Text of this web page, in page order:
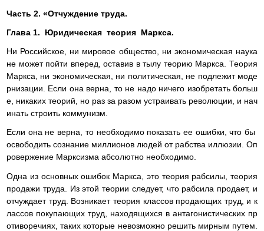
Часть 2. «Отчуждение труда.
Глава 1. Юридическая теория Маркса.
Ни Российское, ни мировое общество, ни экономическая наука
не может пойти вперед, оставив в тылу теорию Маркса. Теория
Маркса, ни экономическая, ни политическая, не подлежит моде
рнизации. Если она верна, то не надо ничего изобретать больш
е, никаких теорий, но раз за разом устраивать революции, и нач
инать строить коммунизм.
Если она не верна, то необходимо показать ее ошибки, что бы
освободить сознание миллионов людей от рабства иллюзии. Оп
ровержение Марксизма абсолютно необходимо.
Одна из основных ошибок Маркса, это теория рабсилы, теория
продажи труда. Из этой теории следует, что рабсила продает, и
отчуждает труд. Возникает теория классов продающих труд, и к
лассов покупающих труд, находящихся в антагонистических пр
отиворечиях, таких которые невозможно решить мирным путем.